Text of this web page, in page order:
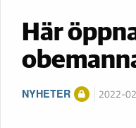
Här
NYHETER 2022-